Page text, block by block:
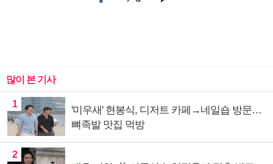
많이 본 기사
1
'미우새' 현봉식, 디저트 카페→네일숍 방문…
뼈족발 맛집 먹방
2